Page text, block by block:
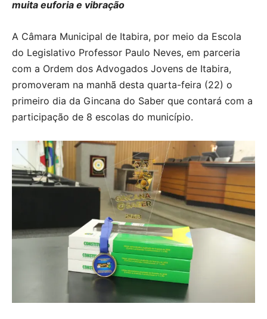
muita euforia e vibração
A Câmara Municipal de Itabira, por meio da Escola
do Legislativo Professor Paulo Neves, em parceria
com a Ordem dos Advogados Jovens de Itabira,
promoveram na manhã desta quarta-feira (22) o
primeiro dia da Gincana do Saber que contará com a
participação de 8 escolas do município.